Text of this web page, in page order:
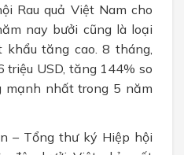
Rau quả Việt Nam cho
nay bưởi cũng là loại
tăng cao. 8 tháng,
USD, tăng 144% so
mạnh nhất trong 5 năm
– Tổng thư ký Hiệp hội